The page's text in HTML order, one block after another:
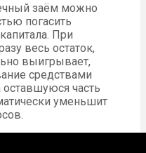
заём можно
погасить
При
весь остаток,
выигрывает,
средствами
оставшуюся часть
уменьшит